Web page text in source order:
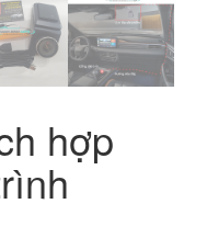
hợp